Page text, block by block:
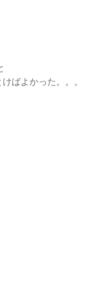
ばよかった。。。